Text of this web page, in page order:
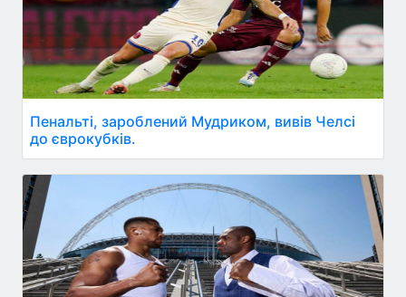
Пенальті, зароблений Мудриком, вивів Челсі
до єврокубків.